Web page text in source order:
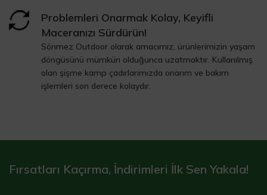
Problemleri Onarmak Kolay, Keyifli
Maceranızı Sürdürün!
Sönmez Outdoor olarak amacımız, ürünlerimizin yaşam
döngüsünü mümkün olduğunca uzatmaktır. Kullanılmış
olan şişme kamp çadırlarımızda onarım ve bakım
işlemleri son derece kolaydır.
Fırsatları Kaçırma, İndirimleri İlk Sen Yakala!